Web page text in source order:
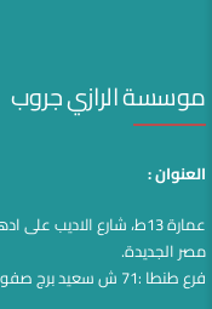
موسسة الرازي جروب
العنوان :
عمارة 13ط، شارع
مصر الجديدة.
فرع طنطا :71 ش سعيد برج صفوة سعيد – الدور الآول